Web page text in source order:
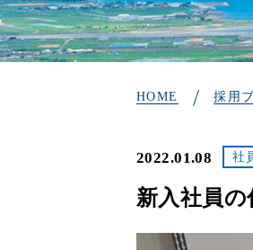
HOME 採用
2022.01.08 社
新入社員